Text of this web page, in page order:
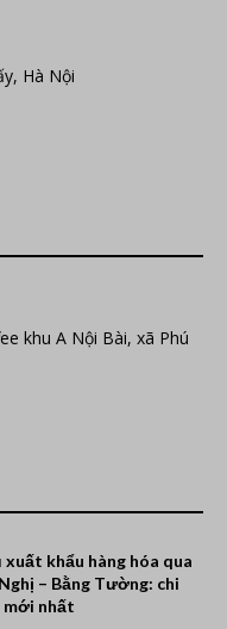
Hà Nội
khu A Nội Bài, xã Phú
xuất khẩu hàng hóa qua
– Bằng Tường: chi
mới nhất